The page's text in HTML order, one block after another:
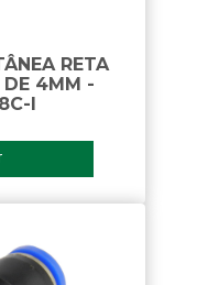
RETA
DE 4MM -
I